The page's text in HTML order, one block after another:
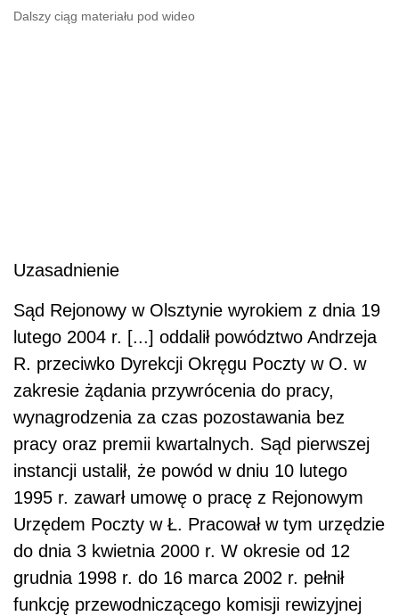
Dalszy ciąg materiału pod wideo
Uzasadnienie
Sąd Rejonowy w Olsztynie wyrokiem z dnia 19
lutego 2004 r. [...] oddalił powództwo Andrzeja
R. przeciwko Dyrekcji Okręgu Poczty w O. w
zakresie żądania przywrócenia do pracy,
wynagrodzenia za czas pozostawania bez
pracy oraz premii kwartalnych. Sąd pierwszej
instancji ustalił, że powód w dniu 10 lutego
1995 r. zawarł umowę o pracę z Rejonowym
Urzędem Poczty w Ł. Pracował w tym urzędzie
do dnia 3 kwietnia 2000 r. W okresie od 12
grudnia 1998 r. do 16 marca 2002 r. pełnił
funkcję przewodniczącego komisji rewizyjnej